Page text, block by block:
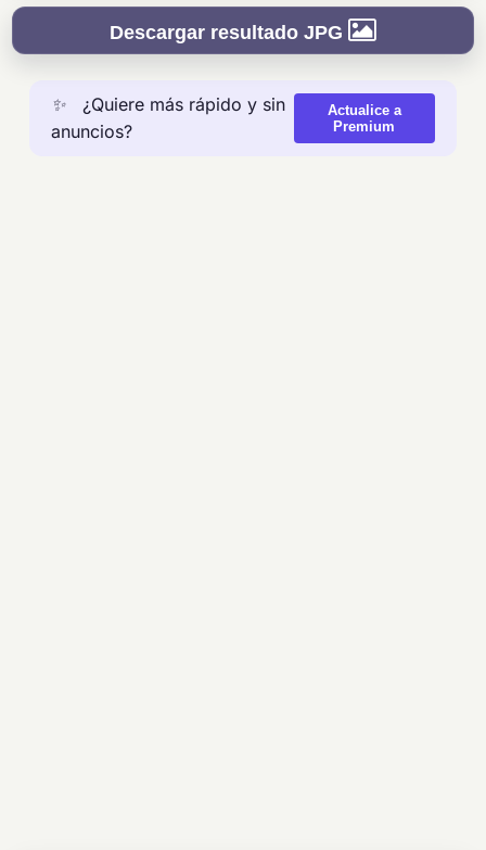
Descargar resultado JPG
✨
¿Quiere más rápido y sin
anuncios?
Actualice a
Premium